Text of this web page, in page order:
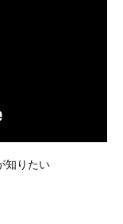
知りたい